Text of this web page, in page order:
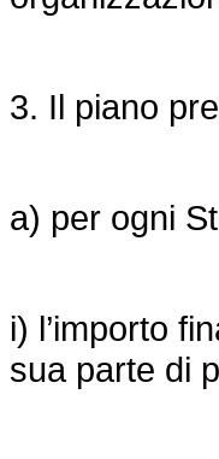
3. Il piano
a) per ogni
i) l’importo
sua parte di